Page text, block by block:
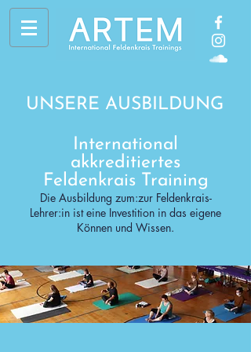
UNSERE AUSBILDUNG
International
akkreditiertes
Feldenkrais Training
Die Ausbildung zum:zur Feldenkrais-
Lehrer:in ist eine Investition in das eigene
Können und Wissen.